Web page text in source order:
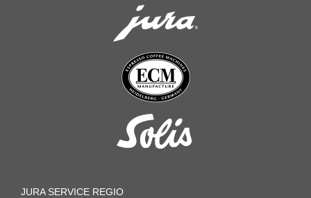
JURA SERVICE REGIO